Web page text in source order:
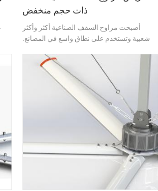
ذات حجم منخفض
أصبحت مراوح السقف الصناعية أكثر وأكثر
شعبية وتستخدم على نطاق واسع في المصانع.
وموفرة للطاقة وحجم طاقة رياح صامت وكبير ،
مما يحسن القدرة الإنتاجية للمؤسسة ، ويوفر
تكاليف الشركة ، ويخلق بيئة تشغيل مريحة